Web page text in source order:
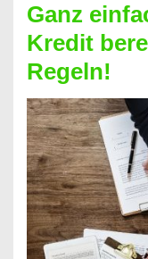
bekommen?
So
ist
es
möglich!
Ganz
Kredit
Regeln!